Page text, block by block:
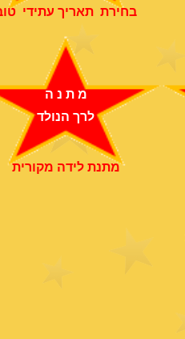
בחירת תאריך עתידי
מ ת נ ה
לרך הנולד
מתנת לידה מקורית